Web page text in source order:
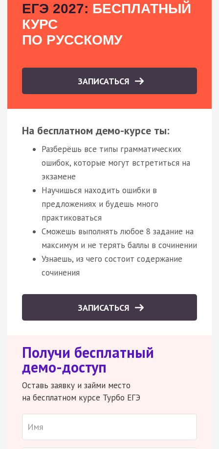
ЕГЭ 2027: БЕСПЛАТНЫЙ
КУРС
ПО РУССКОМУ
ЗАПИСАТЬСЯ
На бесплатном демо-курсе ты:
Разберёшь все типы грамматических
ошибок, которые могут встретиться на
экзамене
Научишься находить ошибки в
предложениях и будешь много
практиковаться
Сможешь выполнять любое 8 задание на
максимум и не терять баллы в сочинении
Узнаешь, из чего состоит содержание
сочинения
ЗАПИСАТЬСЯ
Получи бесплатный
демо-доступ
Оставь заявку и займи место
на бесплатном курсе Турбо ЕГЭ